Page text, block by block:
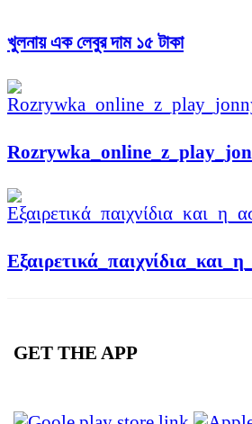
খুলনায় এক লেবুর দাম ১৫ টাকা
GET THE APP